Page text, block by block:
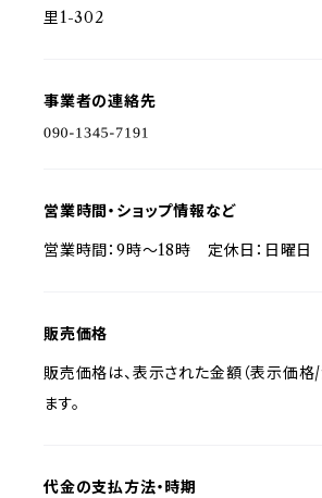
里1-302
事業者の連絡先
営業時間・ショップ情報など
営業時間：9時〜18時 定休日：日曜日
販売価格
販売価格は、表示された金額（表示価格
ます。
代金の支払方法・時期